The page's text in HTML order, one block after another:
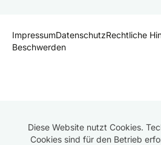
ImpressumDatenschutzRechtliche
Beschwerden
Diese Website nutzt Cookies.
Cookies sind für den Betrieb